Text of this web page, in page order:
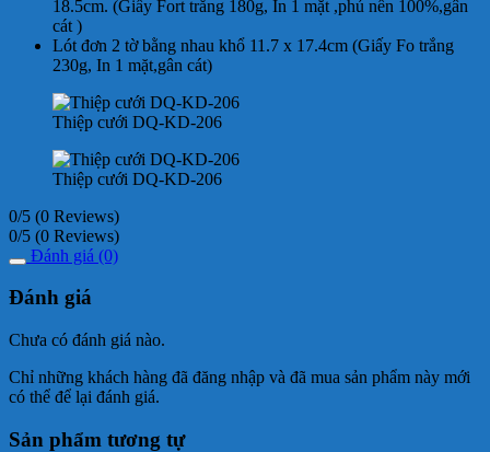
18.5cm. (Giấy Fort trắng 180g, In 1 mặt ,phủ nền 100%,gân
cát )
Lót đơn 2 tờ bằng nhau khổ 11.7 x 17.4cm (Giấy Fo trắng
230g, In 1 mặt,gân cát)
Thiệp cưới DQ-KD-206
Thiệp cưới DQ-KD-206
0/5 (0 Reviews)
0/5 (0 Reviews)
Đánh giá (0)
Đánh giá
Chưa có đánh giá nào.
Chỉ những khách hàng đã đăng nhập và đã mua sản phẩm này mới
có thể để lại đánh giá.
Sản phẩm tương tự